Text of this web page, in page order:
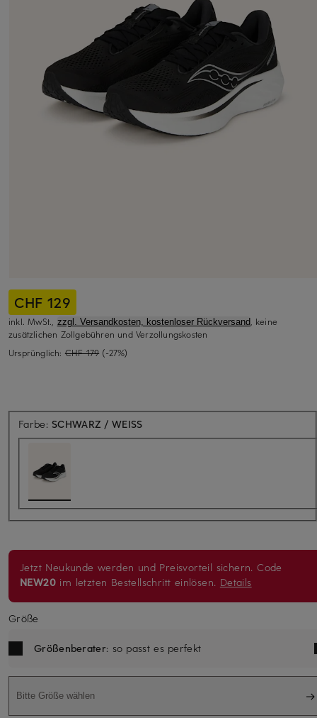
CHF 129
inkl. MwSt., zzgl. Versandkosten, kostenloser Rückversand, keine
zusätzlichen Zollgebühren und Verzollungskosten
Ursprünglich: CHF 179 (-27%)
Farbe: SCHWARZ / WEISS
Jetzt Neukunde werden und Preisvorteil sichern. Code
NEW20 im letzten Bestellschritt einlösen. Details
Größe
Größenberater: so passt es perfekt
Bitte Größe wählen